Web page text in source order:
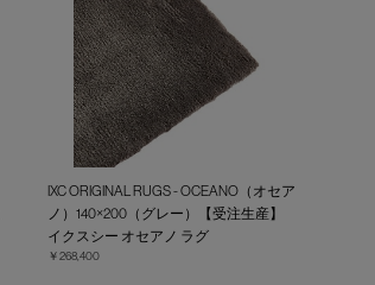
IXC ORIGINAL RUGS - OCEANO（オセア
ノ）140×200（グレー）【受注生産】
イクスシー オセアノ ラグ
￥268,400